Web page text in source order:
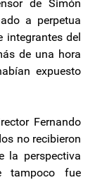
de Simón
a perpetua
integrantes del
de una hora
expuesto
Fernando
no recibieron
la perspectiva
tampoco fue